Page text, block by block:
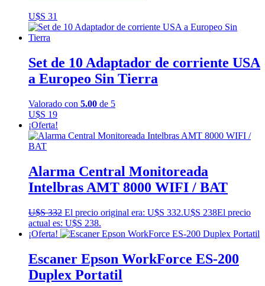
U$S 31
Set de 10 Adaptador de corriente USA
a Europeo Sin Tierra
Valorado con 5.00 de 5
U$S 19
¡Oferta!
Alarma Central Monitoreada
Intelbras AMT 8000 WIFI / BAT
U$S332 El precio original era: U$S 332.U$S 238El precio
actual es: U$S 238.
¡Oferta!
Escaner Epson WorkForce ES-200
Duplex Portatil